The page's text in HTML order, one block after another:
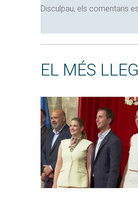
Disculpau, els comentaris
EL MÉS